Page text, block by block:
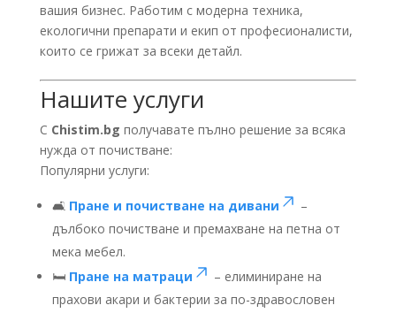
вашия бизнес. Работим с модерна техника,
екологични препарати и екип от професионалисти,
които се грижат за всеки детайл.
Нашите услуги
С Chistim.bg получавате пълно решение за всяка
нужда от почистване:
Популярни услуги:
🛋️ Пране и почистване на дивани
–
дълбоко почистване и премахване на петна от
мека мебел.
🛏️ Пране на матраци
– елиминиране на
прахови акари и бактерии за по-здравословен